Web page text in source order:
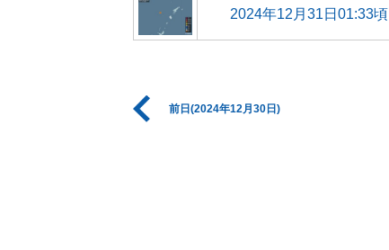
2024年12月31日01:33頃
前日(2024年12月30日)